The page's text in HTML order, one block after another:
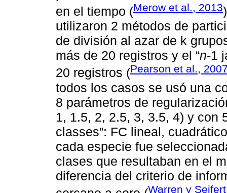
en el tiempo (Merow et al., 2013
utilizaron 2 métodos de
de división al azar de k
más de 20 registros y el “n-1
20 registros (Pearson et al.,
todos los casos se usó una
8 parámetros de
1, 1.5, 2, 2.5, 3, 3.5, 4) y con
classes”: FC lineal,
cada especie fue
clases que resultaban en el
diferencia del criterio de
Warren y